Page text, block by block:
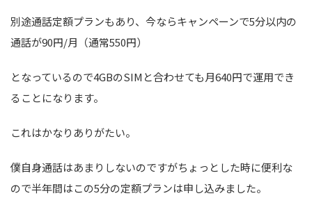
別途通話定額プランもあり、今ならキャンペーンで5分以内の
通話が90円/月（通常550円）
となっているので4GBのSIMと合わせても月640円で運用でき
ることになります。
これはかなりありがたい。
僕自身通話はあまりしないのですがちょっとした時に便利な
ので半年間はこの5分の定額プランは申し込みました。